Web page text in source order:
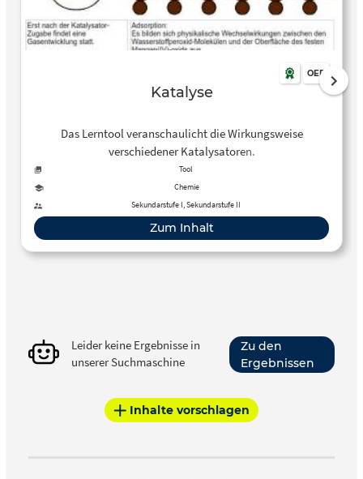
OER
Katalyse
Das Lerntool veranschaulicht die Wirkungsweise
verschiedener Katalysatoren.
Tool
Chemie
Sekundarstufe I, Sekundarstufe II
Zum Inhalt
Leider keine Ergebnisse in
unserer Suchmaschine
Zu den
Ergebnissen
Inhalte vorschlagen